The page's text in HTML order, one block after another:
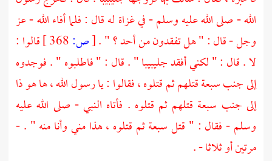
الله - صلى الله عليه وسلم - في غزاة له قال : فلما أفاء الله - عز
وجل - قال : " هل تفقدون من أحد ؟ " .[ص:
قالوا :
لا . قال : " لكني أفقدجليبيبا" . قال : " فاطلبوه " . فوجدوه
إلى جنب سبعة قتلهم ثم قتلوه ، فقالوا : يا رسول الله ، ها هو ذا
إلى جنب سبعة قتلهم ثم قتلوه . فأتاه النبي - صلى الله عليه
وسلم - فقال : " قتل سبعة ثم قتلوه ، هذا مني وأنا منه " . -
مرتين أو ثلاثا - .